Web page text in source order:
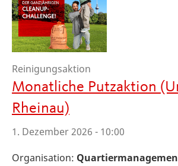
Reinigungsaktion
Monatliche Putzaktion
Rheinau)
1. Dezember 2026 - 10:00
Organisation: